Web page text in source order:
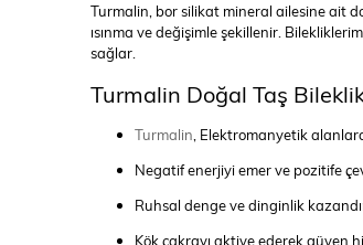
Turmalin, bor silikat mineral ailesine ait
ısınma ve değişimle şekillenir.
sağlar.
Turmalin Doğal Taş
Turmalin, Elektromanyetik
Negatif enerjiyi emer ve pozitife
Ruhsal denge ve dinginlik
Kök çakrayı aktive ederek güven